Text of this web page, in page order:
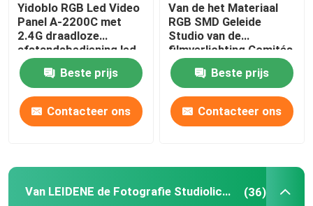
Yidoblo RGB Led Video
Panel A-2200C met
2.4G draadloze
afstandsbediening led
licht voor film & video
productieBeste prijs
Contacteer ons
Van de het Materiaal
RGB SMD Geleide
Studio van de
filmverlichting Comités
van de
Fotografielichten 500w
Skyblue Video Lichte
12 Gevolgen
Beste prijs
Contacteer ons
Van LEIDENE de Fotografie Studiolichten (36)